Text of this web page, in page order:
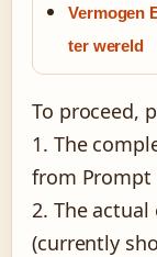
Vermogen
ter wereld
To proceed,
1. The
from Prompt
2. The
(currently